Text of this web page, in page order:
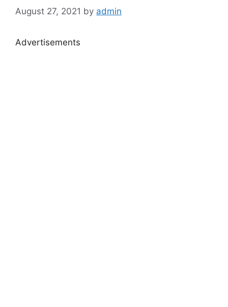
August 27, 2021 by admin
Advertisements